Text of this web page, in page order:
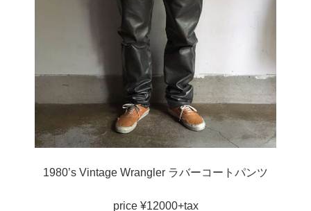
1980’s Vintage Wrangler ラバーコートパンツ
price ¥12000+tax